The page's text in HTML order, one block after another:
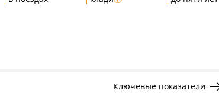
Ключевые показатели